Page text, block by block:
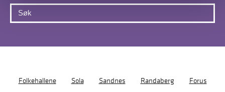
Folkehallene Sola Sandnes Randaberg Forus